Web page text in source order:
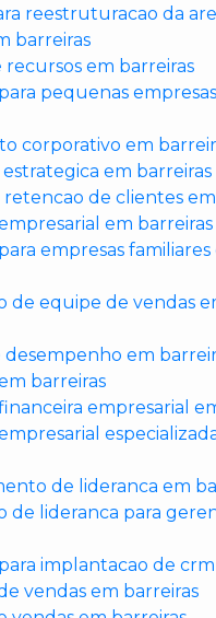
reestruturacao da
barreiras
recursos em barreiras
pequenas
corporativo em
em barreiras
retencao de clientes
em barreiras
empresas familiares
de equipe de vendas
desempenho em
barreiras
empresarial
de lideranca em
de lideranca para
implantacao de
vendas em barreiras